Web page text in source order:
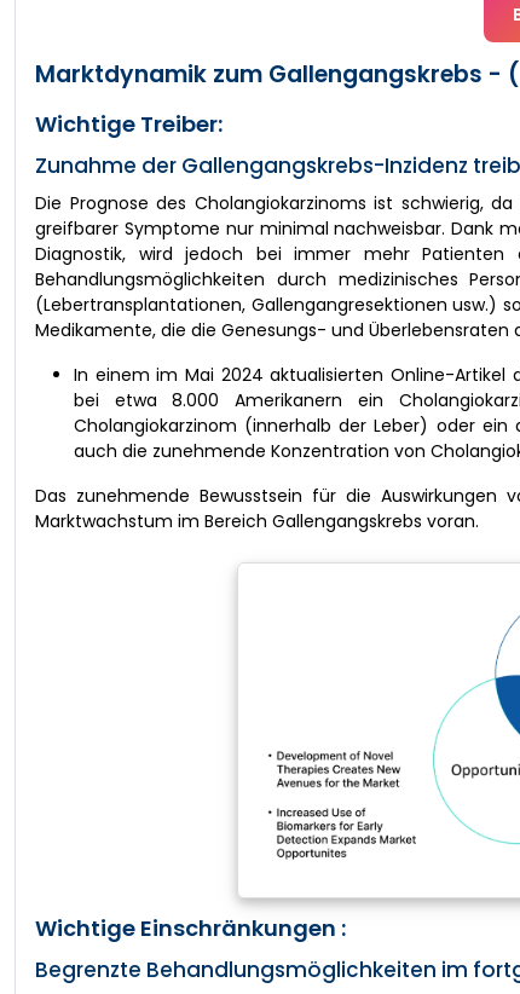
Marktdynamik zum Gallengangskrebs -
Wichtige Treiber:
Zunahme der Gallengangskrebs-Inzidenz
Die Prognose des Cholangiokarzinoms ist schwierig,
greifbarer Symptome nur minimal nachweisbar. Dank
Diagnostik, wird jedoch bei immer mehr Patienten
Behandlungsmöglichkeiten durch medizinisches
(Lebertransplantationen, Gallengangresektionen usw.)
Medikamente, die die Genesungs- und Überlebensraten
In einem im Mai 2024 aktualisierten Online-Artikel
bei etwa 8.000 Amerikanern ein
Cholangiokarzinom (innerhalb der Leber) oder
auch die zunehmende Konzentration von
Das zunehmende Bewusstsein für die Auswirkungen
Marktwachstum im Bereich Gallengangskrebs voran.
Wichtige Einschränkungen :
Begrenzte Behandlungsmöglichkeiten im